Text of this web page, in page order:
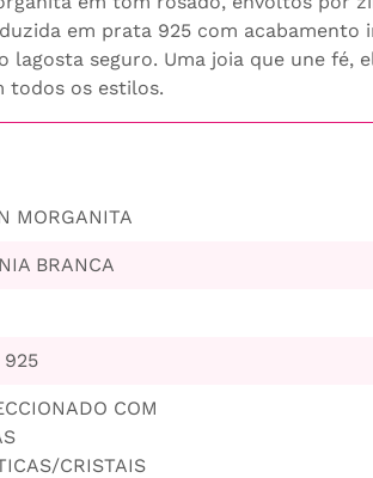
em prata 925 com acabamento
seguro. Uma joia que une fé,
todos os estilos.
MORGANITA
BRANCA
925
COM
CRISTAIS